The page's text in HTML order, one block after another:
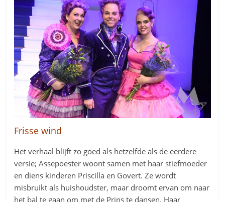
Frisse wind
Het verhaal blijft zo goed als hetzelfde als de eerdere
versie; Assepoester woont samen met haar stiefmoeder
en diens kinderen Priscilla en Govert. Ze wordt
misbruikt als huishoudster, maar droomt ervan om naar
het bal te gaan om met de Prins te dansen. Haar